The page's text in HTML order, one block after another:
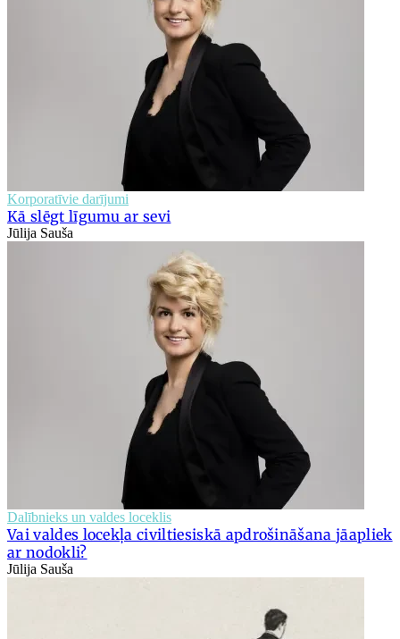
Korporatīvie darījumi
Kā slēgt līgumu ar sevi
Jūlija Sauša
Dalībnieks un valdes loceklis
Vai valdes locekļa civiltiesiskā apdrošināšana jāapliek
ar nodokli?
Jūlija Sauša